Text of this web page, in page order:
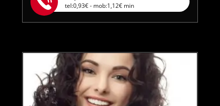
tel:0,93€ - mob:1,12€ min